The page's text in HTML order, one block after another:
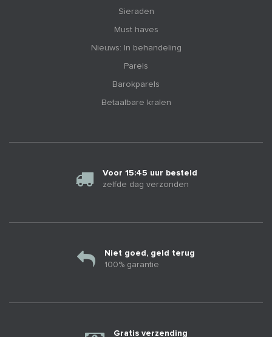
Sieraden
Must haves
Nieuws: In behandeling
Parels
Barokparels
Betaalbare kralen
Voor 15:45 uur besteld
zelfde dag verzonden
Niet goed, geld terug
100% garantie
Gratis verzending